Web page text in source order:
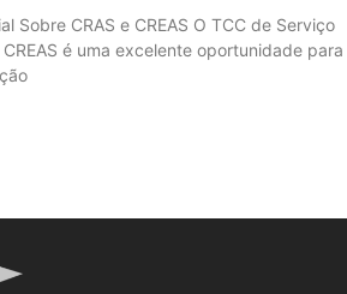
Sobre CRAS e CREAS O TCC de Serviço
é uma excelente oportunidade para